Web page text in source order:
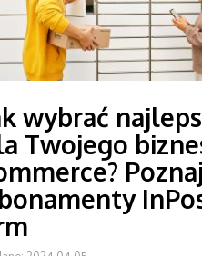
wybrać
Twojego
Poznaj